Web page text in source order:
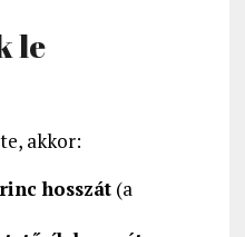
le
akkor:
hosszát(a